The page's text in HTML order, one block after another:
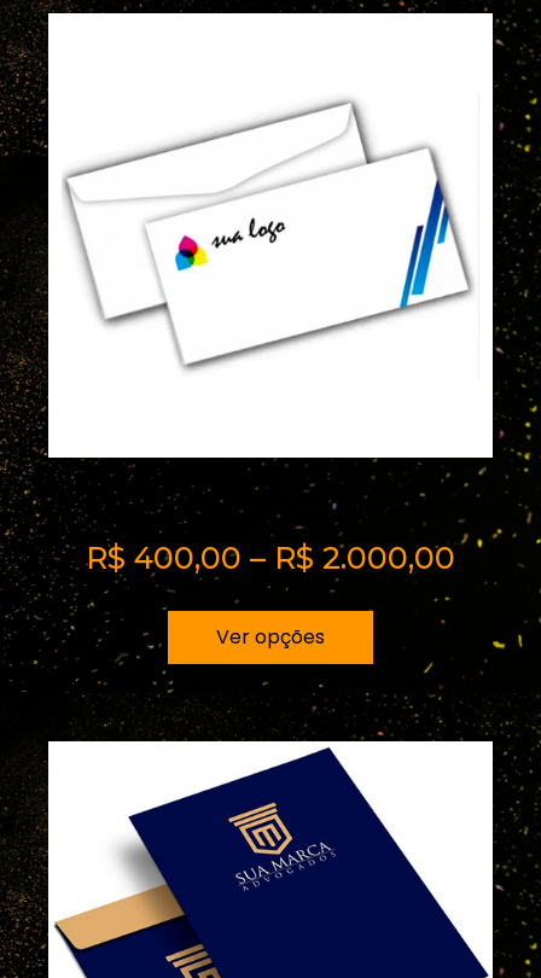
Envelope Oficio
R$400,00 – R$ 2.000,00
Ver opções